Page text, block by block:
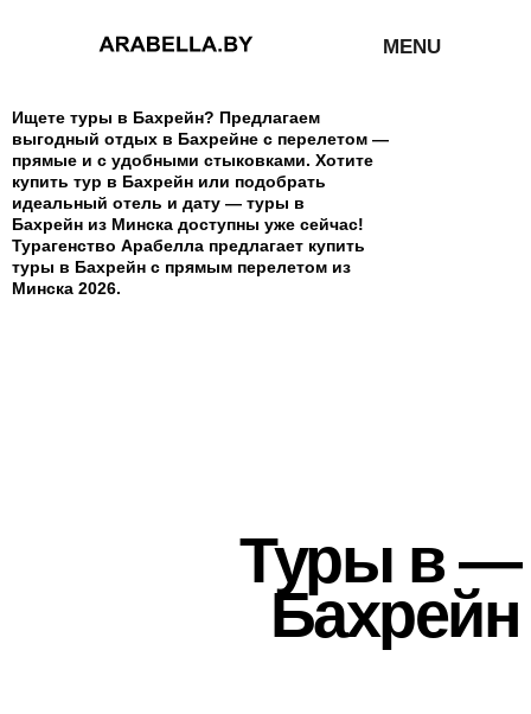
MENU
Бахрейн
Туры в —
Ищете туры в Бахрейн? Предлагаем
выгодный отдых в Бахрейне с перелетом —
прямые и с удобными стыковками. Хотите
купить тур в Бахрейн или подобрать
идеальный отель и дату — туры в
Бахрейн из Минска доступны уже сейчас!
Турагенство Арабелла предлагает купить
туры в Бахрейн с прямым перелетом из
Минска 2026.